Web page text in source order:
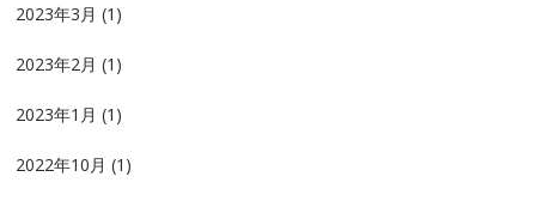
2023年3月 (1)
2023年2月 (1)
2023年1月 (1)
2022年10月 (1)